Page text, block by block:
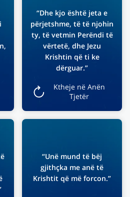
“Dhe kjo është jeta e
përjetshme, të të njohin
ty, të vetmin Perëndi të
vërtetë, dhe Jezu
Krishtin që ti ke
dërguar.”
Ktheje në Anën
Tjetër
“Unë mund të bëj
gjithçka me anë të
Krishtit që më forcon.”